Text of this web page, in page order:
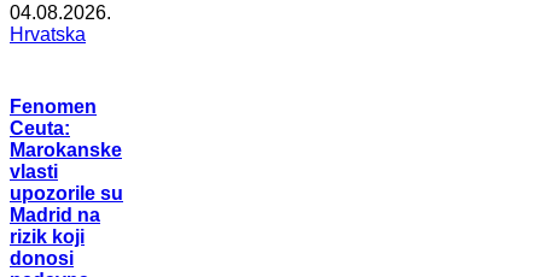
04.08.2026.
Hrvatska
Fenomen
Ceuta:
Marokanske
vlasti
upozorile su
Madrid na
rizik koji
donosi